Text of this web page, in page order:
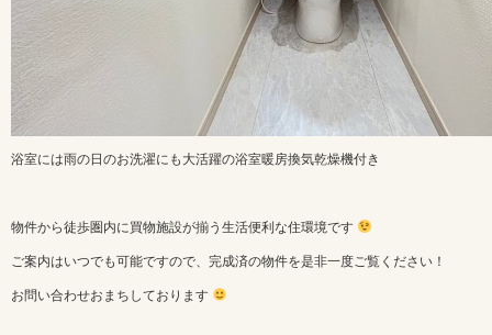
浴室には雨の日のお洗濯にも大活躍の浴室暖房換気乾燥機付き
物件から徒歩圏内に買物施設が揃う生活便利な住環境です
ご案内はいつでも可能ですので、完成済の物件を是非一度ご覧ください！
お問い合わせおまちしております